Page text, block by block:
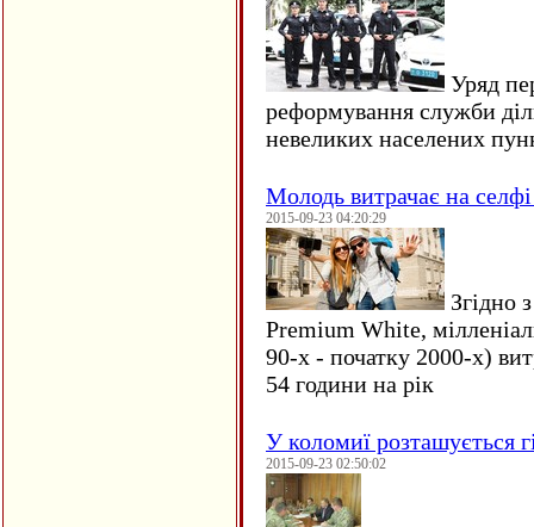
Уряд
реформування служби
невеликих населених
Молодь витрачає на
2015-09-23 04:20:29
Згідно
Premium White,
90-х - початку 2000-х)
54 години на рік
У коломиї розташується
2015-09-23 02:50:02